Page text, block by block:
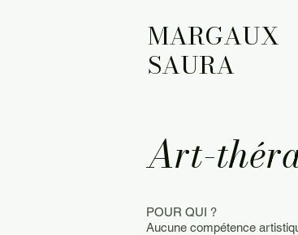
MARGAUX
SAURA
Art-
POUR QUI ?
Aucune compétence